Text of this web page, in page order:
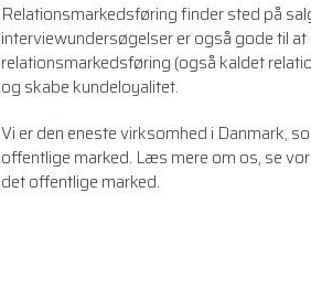
Relationsmarkedsføring finder sted på
interviewundersøgelser er også gode til
relationsmarkedsføring (også kaldet
og skabe kundeloyalitet.
Vi er den eneste virksomhed i Danmark,
offentlige marked. Læs mere om os, se
det offentlige marked.